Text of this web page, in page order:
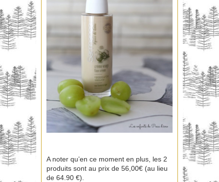
A noter qu’en ce moment en plus, les 2
produits sont au prix de 56,00€ (au lieu
de 64.90 €).